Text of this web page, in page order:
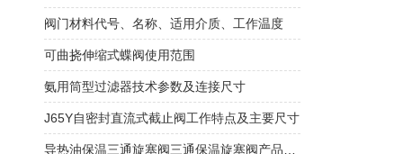
阀门材料代号、名称、适用介质、工作温度
可曲挠伸缩式蝶阀使用范围
氨用筒型过滤器技术参数及连接尺寸
J65Y自密封直流式截止阀工作特点及主要尺寸